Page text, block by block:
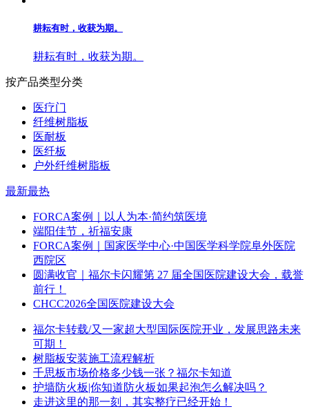
耕耘有时，收获为期。
耕耘有时，收获为期。
按产品类型分类
医疗门
纤维树脂板
医耐板
医纤板
户外纤维树脂板
最新最热
FORCA案例｜以人为本·简约筑医境
端阳佳节，祈福安康
FORCA案例｜国家医学中心·中国医学科学院阜外医院
西院区
圆满收官｜福尔卡闪耀第 27 届全国医院建设大会，载誉
前行！
CHCC2026全国医院建设大会
福尔卡转载/又一家超大型国际医院开业，发展思路未来
可期！
树脂板安装施工流程解析
千思板市场价格多少钱一张？福尔卡知道
护墙防火板|你知道防火板如果起泡怎么解决吗？
走进这里的那一刻，其实整疗已经开始！